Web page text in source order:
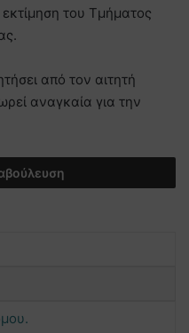
του Τμήματος
από τον αιτητή
αναγκαία για την